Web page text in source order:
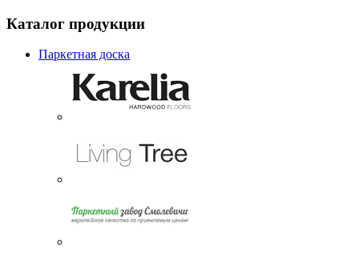
Каталог продукции
Паркетная доска